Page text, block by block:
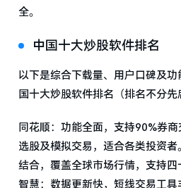
全。
中国十大炒股软件排名
以下是综合下载量、用户口碑及
国十大炒股软件排名（排名不分先
同花顺：功能全面，支持90%券
选股及模拟交易，适合各类投资
结合，覆盖全球市场行情，支持
智慧：数据更新快，短线交易工